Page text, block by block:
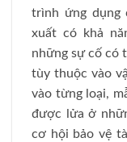
trình ứng dụng
xuất có khả
những sự cố có
tùy thuộc vào
vào từng loại,
được lửa ở
cơ hội bảo vệ